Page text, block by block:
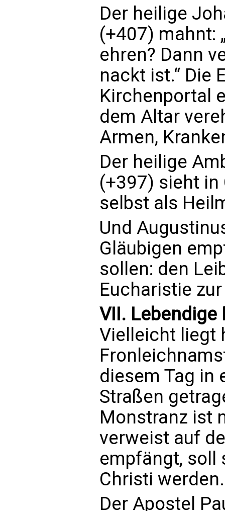
Der heilige
(+407) mahnt:
ehren? Dann
nackt ist.“ Die
Kirchenportal
dem Altar
Armen,
Der heilige
(+397) sieht
selbst als
Und
Gläubigen
sollen: den
Eucharistie
VII.
Vielleicht liegt
diesem Tag in
Straßen
Monstranz ist
verweist auf
empfängt, soll
Christi werden.
Der Apostel